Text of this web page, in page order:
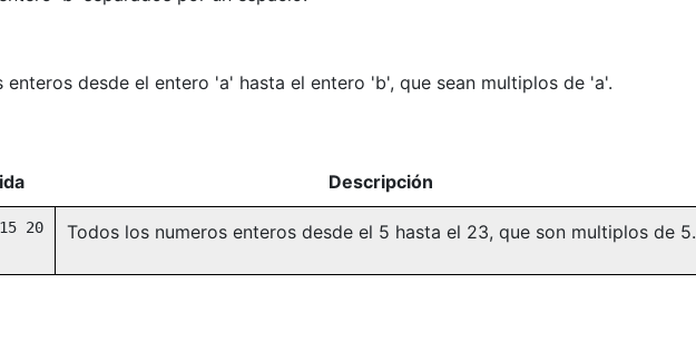
enteros desde el entero 'a' hasta el entero 'b', que sean multiplos de 'a'.
Descripción
20 Todos los numeros enteros desde el 5 hasta el 23, que son multiplos de 5.